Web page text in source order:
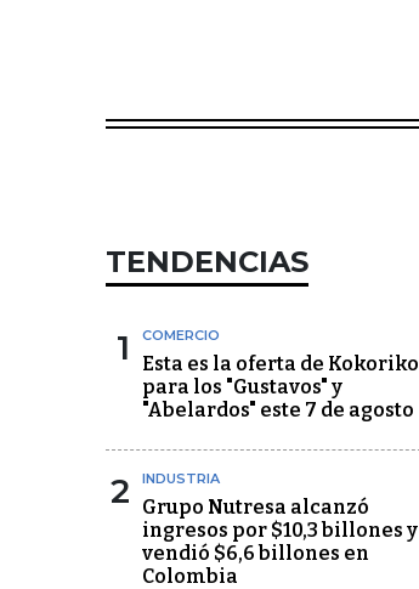
TENDENCIAS
1 COMERCIO
Esta es la oferta de Kokoriko
para los "Gustavos" y
"Abelardos" este 7 de agosto
2 INDUSTRIA
Grupo Nutresa alcanzó
ingresos por $10,3 billones y
vendió $6,6 billones en
Colombia